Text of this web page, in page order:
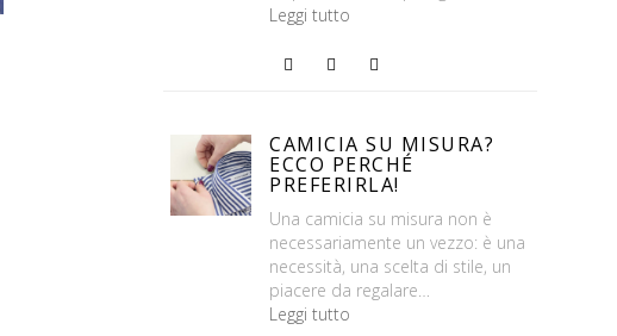
Leggi tutto
1 Commento FotoContinua
CAMICIA SU MISURA?
ECCO PERCHÉ
PREFERIRLA!
Una camicia su misura non è
necessariamente un vezzo: è una
necessità, una scelta di stile, un
piacere da regalare…
Leggi tutto
1 Commento FotoContinua